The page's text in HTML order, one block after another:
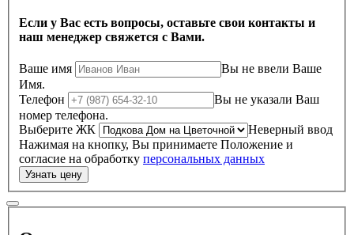
Если у Вас есть вопросы, оставьте свои контакты и
наш менеджер свяжется с Вами.
Ваше имя
Вы не ввели Ваше
Имя.
Телефон
Вы не указали Ваш
номер телефона.
Выберите ЖК
Неверный ввод
Нажимая на кнопку, Вы принимаете Положение и
согласие на обработку персональных данных